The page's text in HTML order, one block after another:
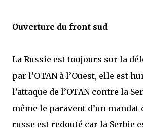
Ouverture du front sud
La Russie est toujours sur la
par l’OTAN à l’Ouest, elle est
l’attaque de l’OTAN contre la
même le paravent d’un mandat
russe est redouté car la Serbie